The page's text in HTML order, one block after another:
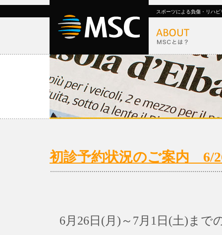
スポーツによる負傷・リハ
初診予約状況のご案内 6/
6月26日(月)～7月1日(土)まで